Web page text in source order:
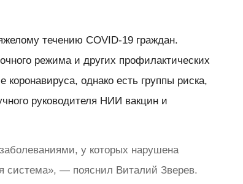
течению COVID-19 граждан.
режима и других профилактических
коронавируса, однако есть группы риска,
руководителя НИИ вакцин и
у которых нарушена
система», — пояснил Виталий Зверев.